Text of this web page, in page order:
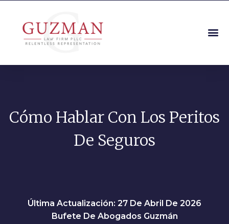
Cómo Hablar Con Los Peritos
De Seguros
Última Actualización: 27 De Abril De 2026
Bufete De Abogados Guzmán